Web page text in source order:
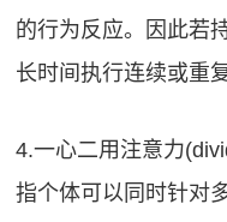
的行为反应。因此若
长时间执行连续或重
4.一心二用注意力
指个体可以同时针对